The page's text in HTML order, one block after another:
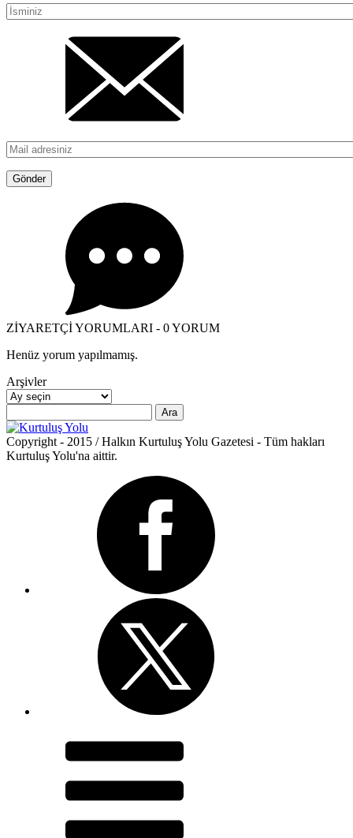
ZİYARETÇİ YORUMLARI - 0 YORUM
Henüz yorum yapılmamış.
Arşivler
Arşivler
Copyright - 2015 / Halkın Kurtuluş Yolu Gazetesi - Tüm hakları
Kurtuluş Yolu'na aittir.